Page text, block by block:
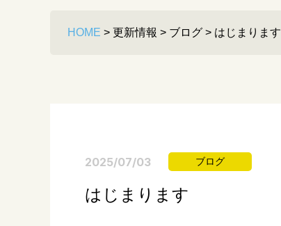
HOME > 更新情報 > ブログ > はじまります
2025/07/03 ブログ
はじまります